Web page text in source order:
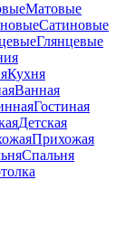
Матовые
Сатиновые
Глянцевые
Кухня
Ванная
Гостиная
Детская
Прихожая
Спальня